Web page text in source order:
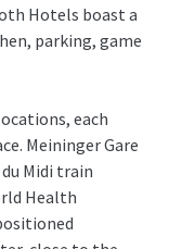
Hotels boast a
parking, game
each
Meininger Gare
Midi train
Health